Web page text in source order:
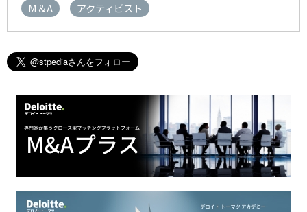
M＆A
アクティビスト